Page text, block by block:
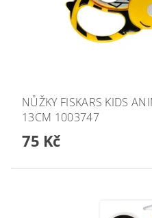
NŮŽKY FISKARS KIDS
13CM 1003747
75 Kč